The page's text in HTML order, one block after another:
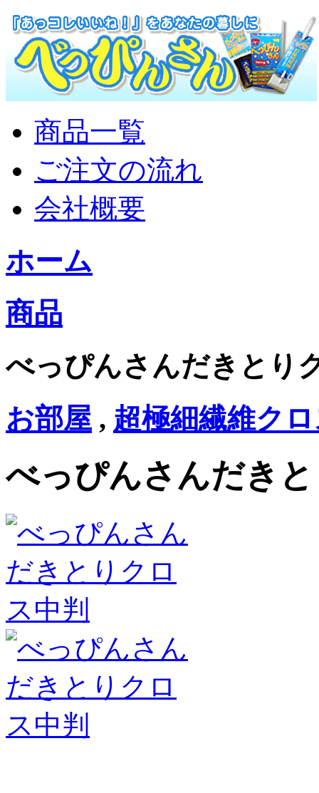
商品一覧
ご注文の流れ
会社概要
ホーム
商品
べっぴんさんだきとり
お部屋 , 超極細繊維ク
べっぴんさんだき